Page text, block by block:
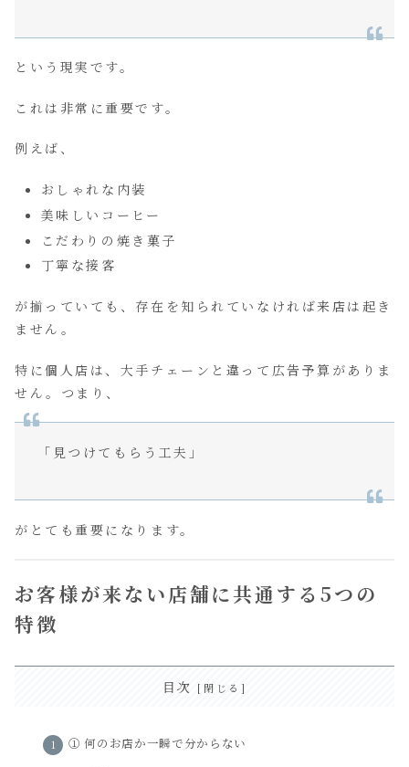
という現実です。
これは非常に重要です。
例えば、
おしゃれな内装
美味しいコーヒー
こだわりの焼き菓子
丁寧な接客
が揃っていても、存在を知られていなければ来店は起き
ません。
特に個人店は、大手チェーンと違って広告予算がありま
せん。つまり、
「見つけてもらう工夫」
がとても重要になります。
お客様が来ない店舗に共通する5つの
特徴
目次
① 何のお店か一瞬で分からない